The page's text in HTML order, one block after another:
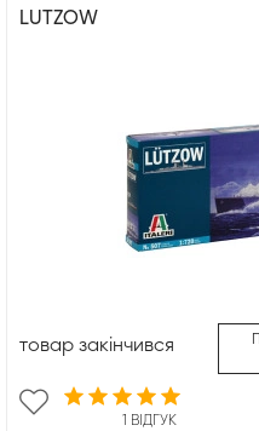
LUTZOW
1 ВІДГУК
товар закінчився